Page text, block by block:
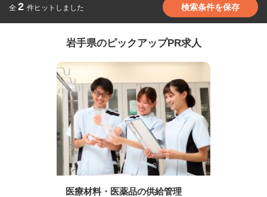
全 2 件ヒットしました 検索条件を保存
岩手県のピックアップPR求人
医療材料・医薬品の供給管理